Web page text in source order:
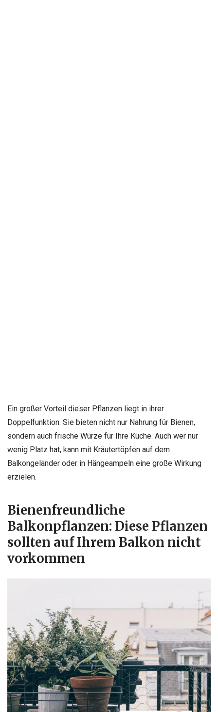
Ein großer Vorteil dieser Pflanzen liegt in ihrer
Doppelfunktion. Sie bieten nicht nur Nahrung für Bienen,
sondern auch frische Würze für Ihre Küche. Auch wer nur
wenig Platz hat, kann mit Kräutertöpfen auf dem
Balkongeländer oder in Hängeampeln eine große Wirkung
erzielen.
Bienenfreundliche
Balkonpflanzen: Diese Pflanzen
sollten auf Ihrem Balkon nicht
vorkommen